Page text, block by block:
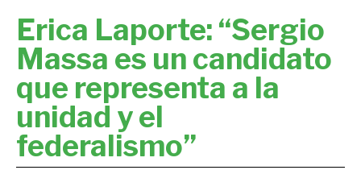
Erica Laporte: “Sergio
Massa es un candidato
que representa a la
unidad y el
federalismo”